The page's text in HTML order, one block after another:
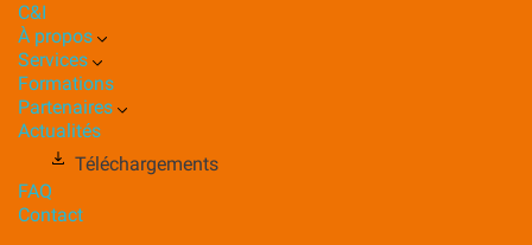
C&I
À propos
Services
Formations
Partenaires
Actualités
Téléchargements
FAQ
Contact